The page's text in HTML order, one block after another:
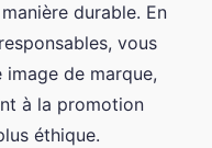
durable. En
vous
de marque,
à la promotion
éthique.